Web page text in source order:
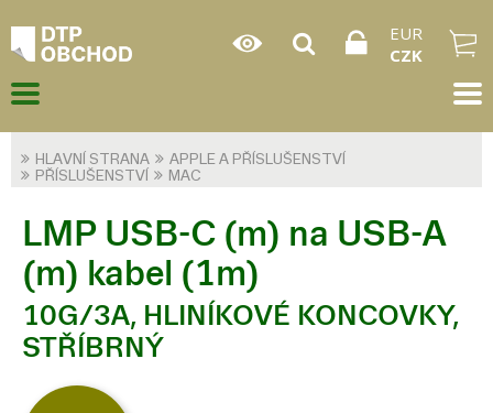
EUR
CZK
HLAVNÍ STRANA
APPLE A PŘÍSLUŠENSTVÍ
PŘÍSLUŠENSTVÍ
MAC
LMP USB-C (m) na USB-A
(m) kabel (1m)
10G/3A, HLINÍKOVÉ KONCOVKY,
STŘÍBRNÝ